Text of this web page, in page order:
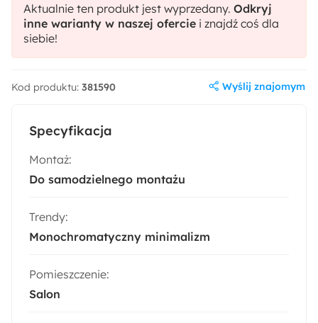
Specyfikacja
Montaż:
Do samodzielnego montażu
Trendy:
Monochromatyczny minimalizm
Pomieszczenie:
Salon
Aktualnie ten produkt jest wyprzedany. Odkryj
inne warianty w naszej ofercie i znajdź coś dla
siebie!
Kod produktu: 381590 Wyślij znajomym